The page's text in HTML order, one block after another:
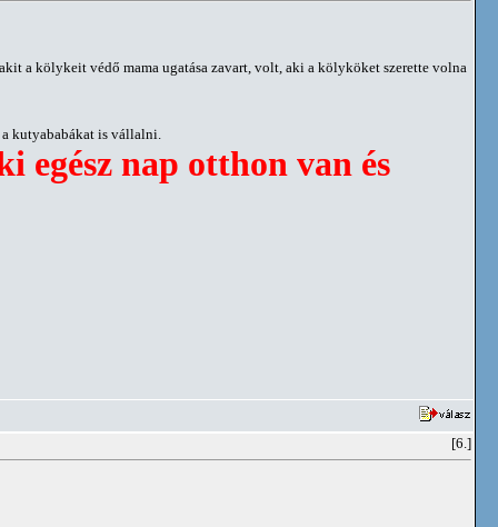
a kölykeit védő mama ugatása zavart, volt, aki a kölyköket szerette volna
kutyababákat is vállalni.
egész nap otthon van és
[6.]